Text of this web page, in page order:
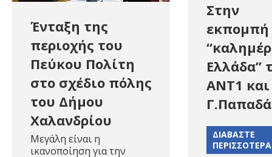
Ένταξη της
περιοχής του
Πεύκου Πολίτη
στο σχέδιο πόλης
του Δήμου
Χαλανδρίου
Μεγάλη είναι η
ικανοποίηση για την
Στην
εκπομπή
Ελλάδα”
ΑΝΤ1 και
ΔΙΑΒΑΣΤΕ
ΠΕΡΙΣΣΟΤΕΡΑ